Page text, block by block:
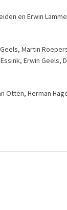
en Erwin
Martin
Erwin
Otten, Herman